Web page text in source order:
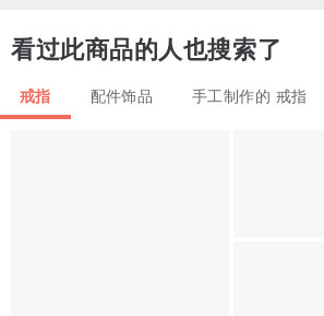
看过此商品的人也搜索了
戒指 配件饰品 手工制作的 戒指